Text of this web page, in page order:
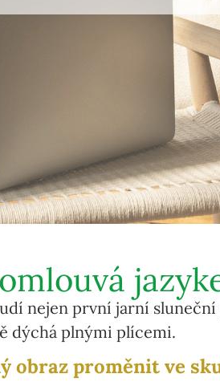
nejen první jarní
dýchá plnými plícemi.
obraz proměnit ve